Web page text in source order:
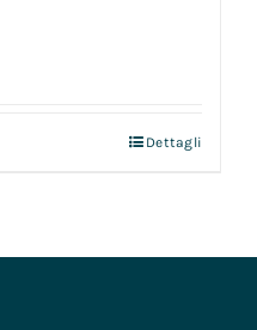
Dettagli